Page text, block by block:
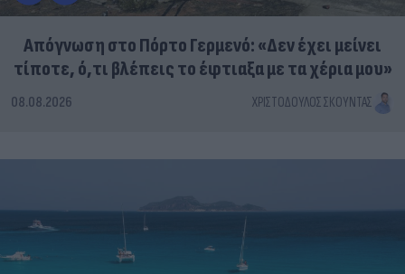
Απόγνωση στο Πόρτο Γερμενό: «Δεν έχει μείνει
τίποτε, ό,τι βλέπεις το έφτιαξα με τα χέρια μου»
08.08.2026 ΧΡΙΣΤΌΔΟΥΛΟΣ ΣΚΟΎΝΤΑΣ